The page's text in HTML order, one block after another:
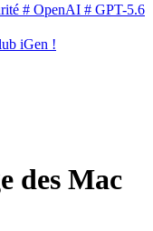
# OpenAI # GPT-5.6
iGen !
des Mac